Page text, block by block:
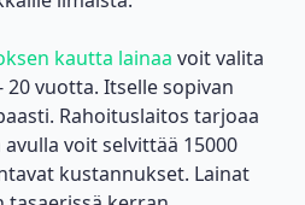
kautta lainaa voit valita
20 vuotta. Itselle sopivan
Rahoituslaitos tarjoaa
voit selvittää 15000
kustannukset. Lainat